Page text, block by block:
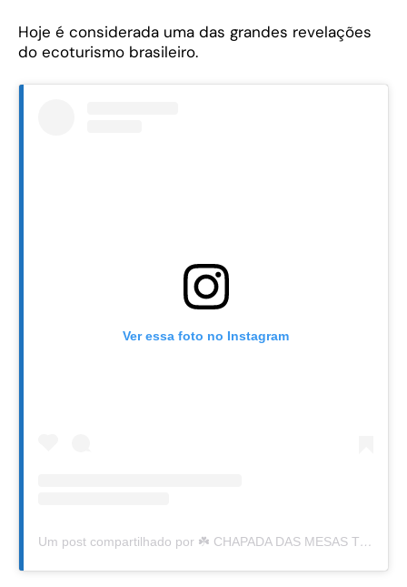
Hoje é considerada uma das grandes revelações
do ecoturismo brasileiro.
Ver essa foto no Instagram
Um post compartilhado por ☘️ CHAPADA DAS MESAS TUR 🇧🇷 (@chapadadasmesastur)